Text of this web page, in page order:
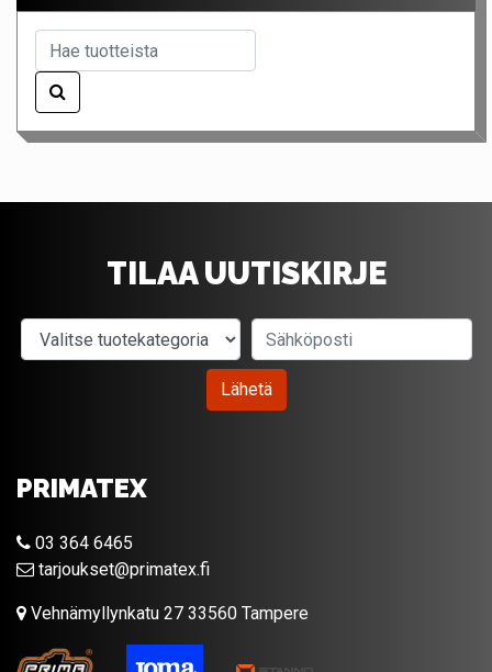
TILAA UUTISKIRJE
Valitse tuotekategoria
Lähetä
PRIMATEX
03 364 6465
tarjoukset@primatex.fi
Vehnämyllynkatu 27 33560 Tampere